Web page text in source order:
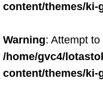
スマイル車検
鈑金・塗装
点検・整備
content/themes/
Warning: Attempt
/home/gvc4/
content/themes/